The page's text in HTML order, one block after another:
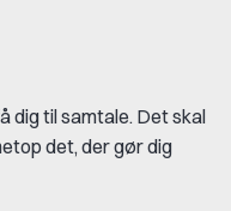
dig til samtale. Det skal
det, der gør dig